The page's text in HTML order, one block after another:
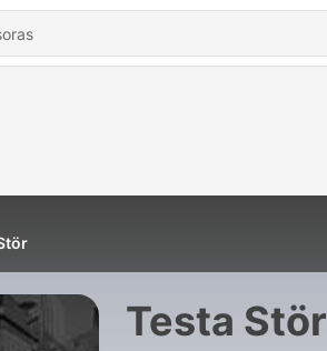
Testa Stör